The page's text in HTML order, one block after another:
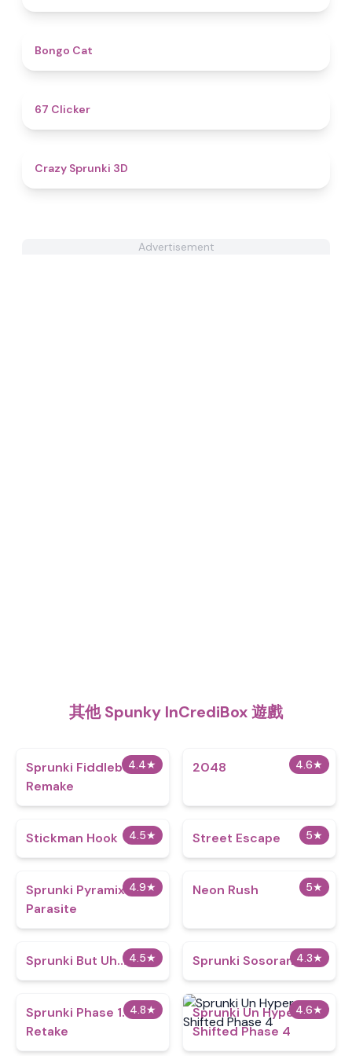
Bongo Cat
67 Clicker
Crazy Sprunki 3D
Advertisement
其他 Spunky InCrediBox 遊戲
4.4★
Sprunki Fiddlebops
Remake
4.6★
2048
4.5★
Stickman Hook 5★
Street Escape
4.9★
Sprunki Pyramixed
Parasite
5★
Neon Rush
4.5★
Sprunki But Uh… 4.3★
Sprunki Sosoranki
4.8★
Sprunki Phase 1.75
Retake
4.6★
Sprunki Un Hyper
Shifted Phase 4